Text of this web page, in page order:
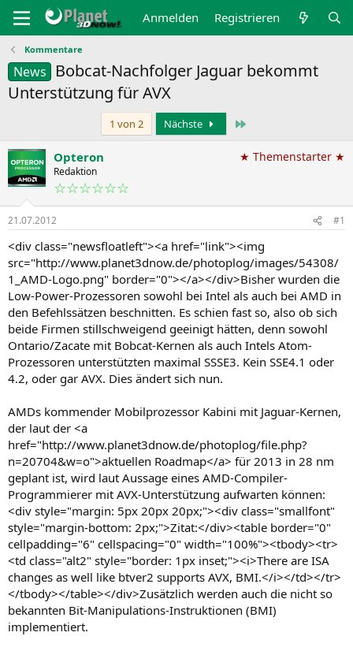
Anmelden Registrieren
Kommentare
News
Bobcat-Nachfolger Jaguar bekommt
Unterstützung für AVX
1 von 2 Nächste
Opteron
Redaktion
☆☆☆☆☆☆
★ Themenstarter ★
21.07.2012 #1
<div class="newsfloatleft"><a href="link"><img
src="http://www.planet3dnow.de/photoplog/images/54308/
1_AMD-Logo.png" border="0"></a></div>Bisher wurden die
Low-Power-Prozessoren sowohl bei Intel als auch bei AMD in
den Befehlssätzen beschnitten. Es schien fast so, also ob sich
beide Firmen stillschweigend geeinigt hätten, denn sowohl
Ontario/Zacate mit Bobcat-Kernen als auch Intels Atom-
Prozessoren unterstützten maximal SSSE3. Kein SSE4.1 oder
4.2, oder gar AVX. Dies ändert sich nun.
AMDs kommender Mobilprozessor Kabini mit Jaguar-Kernen,
der laut der <a
href="http://www.planet3dnow.de/photoplog/file.php?
n=20704&w=o">aktuellen Roadmap</a> für 2013 in 28 nm
geplant ist, wird laut Aussage eines AMD-Compiler-
Programmierer mit AVX-Unterstützung aufwarten können:
<div style="margin: 5px 20px 20px;"><div class="smallfont"
style="margin-bottom: 2px;">Zitat:</div><table border="0"
cellpadding="6" cellspacing="0" width="100%"><tbody><tr>
<td class="alt2" style="border: 1px inset;"><i>There are ISA
changes as well like btver2 supports AVX, BMI.</i></td></tr>
</tbody></table></div>Zusätzlich werden auch die nicht so
bekannten Bit-Manipulations-Instruktionen (BMI)
implementiert.